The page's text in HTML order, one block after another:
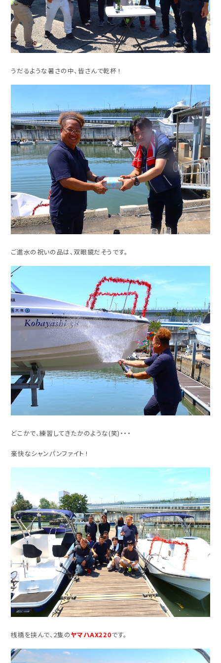
うだるような暑さの中、皆さんで乾杯 !
ご進水の祝いの品は、双眼鏡だそうです。
どこかで、練習してきたかのような(笑)・・・
豪快なシャンパンファイト !
桟橋を挟んで、2隻のヤマハAX220です。